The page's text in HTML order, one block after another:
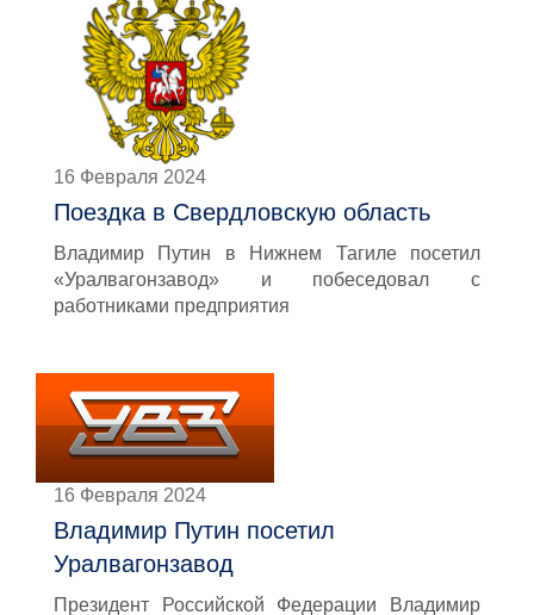
16 Февраля 2024
Поездка в Свердловскую область
Владимир Путин в Нижнем Тагиле посетил
«Уралвагонзавод» и побеседовал с
работниками предприятия
16 Февраля 2024
Владимир Путин посетил
Уралвагонзавод
Президент Российской Федерации Владимир